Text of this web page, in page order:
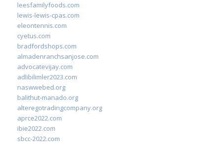
leesfamilyfoods.com
lewis-lewis-cpas.com
eleontennis.com
cyetus.com
bradfordshops.com
almadenranchsanjose.com
advocatevijay.com
adlibilimler2023.com
naswwebed.org
balithut-manado.org
alteregotradingcompany.org
aprce2022.com
ibie2022.com
sbcc-2022.com